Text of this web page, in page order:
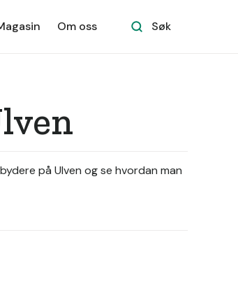
Om oss Søk
på Ulven og se hvordan man